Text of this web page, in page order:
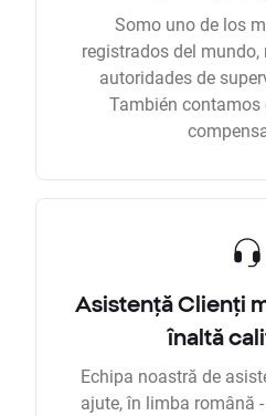
Somo uno de los
registrados del
autoridades de
También
Asistență Clienți
înaltă
Echipa noastră de
ajute, în limba română